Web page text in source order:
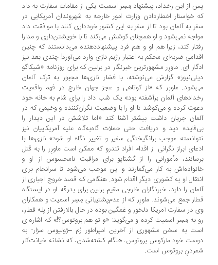
از این رخداد، پیشنهاد مِسِر اسمیت یکی از مقامات سفارت به داد
خواستار اخطاردادن وزارت امور خارجه به شهروندان آمریکایی در
به آلمان بود تا از سفر به این کشور خودداری کنند با موافقت داد
نمی‌شود و او همچنان کوشش می‌کند تا با خویشتن‌داری و مدارا
کند، زیرا هم او و هم فرد پیشنهاددهنده می‌دانستند که چنین
ضربه‌ای محکم به اعتبار رژیم نازی وارد می‌آورد! چندی بعد نیز
ای. ماورِر مشهورترین خبرنگار در برلین که برای روزنامه «شیکاگو
گزارش می‌نوشته، با فشار نازی‌ها مجبور به ترک آلمان
ماورِر که «از کوتاهی و عجز جهان خارج در فهم واقعیت
آلمان برآشفته بود» یک شب داد را برای شام به خانه خود
کرده و می‌کوشد تا او را با وضعیت نگران‌کننده و وخیمی که در
جریان داشت بیشتر آشنا کند «اما تلاشش در این دیدار را
دید و دریافت حتی حملات گاه‌به‌گاه علیه آمریکاییان نیز
موجب برانگیختگی سفیر و تغییر نگاه او شود» نازی‌ها با
ابراز نگرانی از اقدام افراد تندرو که ممکن است ماورِر را به قتل
مأمورانی را از گشتاپو برای مراقبت نامحسوس از او و
به کار می‌گمارند و این موجب می‌شود تا سرانجام برای
او به کشوری دیگر اقدام شود. هنگامی که قصد خروج اجباری از
را دارد، خبرنگاران خارجی مقیم برلین برای بدرقه او در ایستگاه
جمع می‌شوند. ماورِر که از عدم‌پشتیبانی مِسِر اسمیت و همکاران
در سفارت آمریکا دلخور و غمگین بوده در حال بالارفتن از پله قطار،
به مِسِر اسمیت کرده و می‌گوید: «و تو هم بروتوس؟!» که اشاره‌ای
به سخن مشهوری از آخرین امپراطور رُم –ژولیوس سزار- به
خود مارکوس بروتوس، هنگام کشته‌شدن، که نشانه خیانت‌کار
بروتوس است.